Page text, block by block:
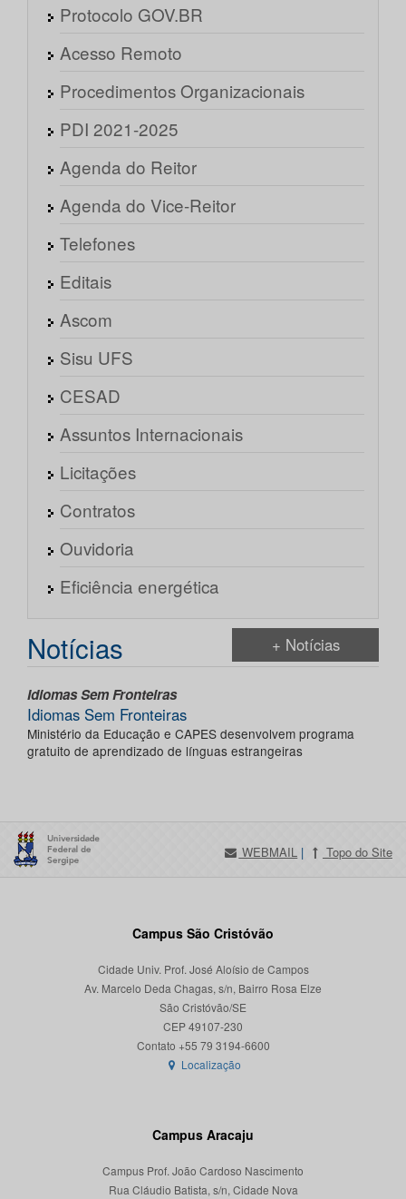
Protocolo GOV.BR
Acesso Remoto
Procedimentos Organizacionais
PDI 2021-2025
Agenda do Reitor
Agenda do Vice-Reitor
Telefones
Editais
Ascom
Sisu UFS
CESAD
Assuntos Internacionais
Licitações
Contratos
Ouvidoria
Eficiência energética
Notícias + Notícias
Idiomas Sem Fronteiras
Idiomas Sem Fronteiras
Ministério da Educação e CAPES desenvolvem programa
gratuito de aprendizado de línguas estrangeiras
WEBMAIL | Topo do Site
Campus São Cristóvão
Cidade Univ. Prof. José Aloísio de Campos
Av. Marcelo Deda Chagas, s/n, Bairro Rosa Elze
São Cristóvão/SE
CEP 49107-230
Localização
Campus Aracaju
Campus Prof. João Cardoso Nascimento
Rua Cláudio Batista, s/n, Cidade Nova